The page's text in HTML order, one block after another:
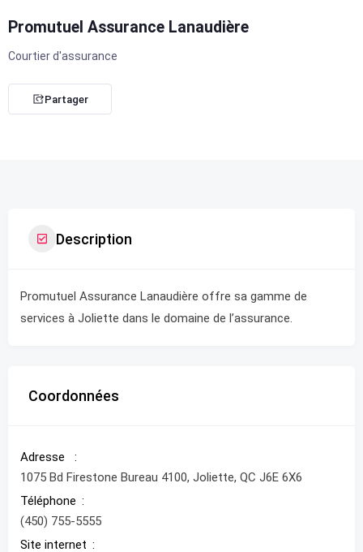
Promutuel Assurance Lanaudière
Courtier d'assurance
Partager
Description
Promutuel Assurance Lanaudière offre sa gamme de
services à Joliette dans le domaine de l’assurance.
Coordonnées
Adresse
1075 Bd Firestone Bureau 4100, Joliette, QC J6E 6X6
Téléphone
(450) 755-5555
Site internet